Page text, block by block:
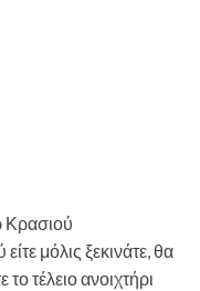
Κρασιού
μόλις ξεκινάτε, θα
τέλειο ανοιχτήρι